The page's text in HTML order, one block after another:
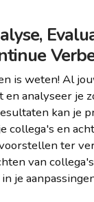
is weten! Al
en analyseer je
kan je
collega's en
ter
van
je